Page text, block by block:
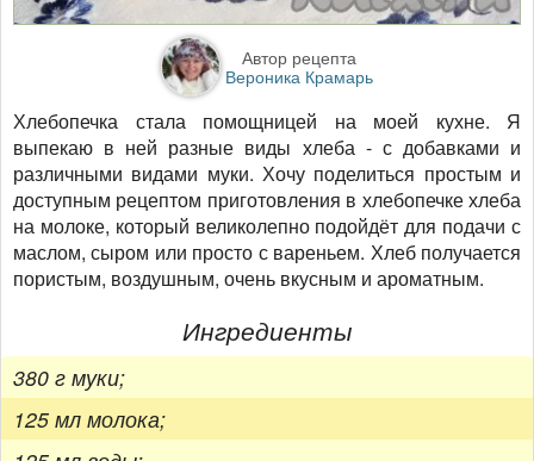
Автор рецепта
Вероника Крамарь
Хлебопечка стала помощницей на моей кухне. Я
выпекаю в ней разные виды хлеба - с добавками и
различными видами муки. Хочу поделиться простым и
доступным рецептом приготовления в хлебопечке хлеба
на молоке, который великолепно подойдёт для подачи с
маслом, сыром или просто с вареньем. Хлеб получается
пористым, воздушным, очень вкусным и ароматным.
Ингредиенты
380 г муки;
125 мл молока;